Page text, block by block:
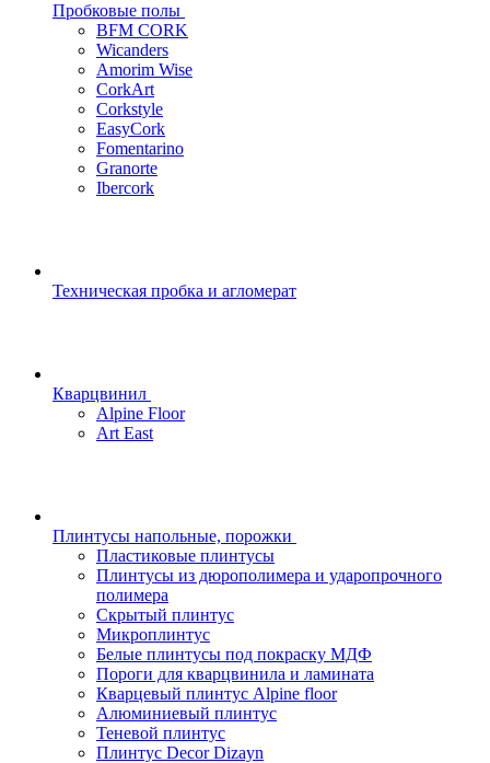
Пробковые полы
BFM CORK
Wicanders
Amorim Wise
CorkArt
Corkstyle
EasyCork
Fomentarino
Granorte
Ibercork
Техническая пробка и агломерат
Кварцвинил
Alpine Floor
Art East
Плинтусы напольные, порожки
Пластиковые плинтусы
Плинтусы из дюрополимера и ударопрочного
полимера
Скрытый плинтус
Микроплинтус
Белые плинтусы под покраску МДФ
Пороги для кварцвинила и ламината
Кварцевый плинтус Alpine floor
Алюминиевый плинтус
Теневой плинтус
Плинтус Decor Dizayn